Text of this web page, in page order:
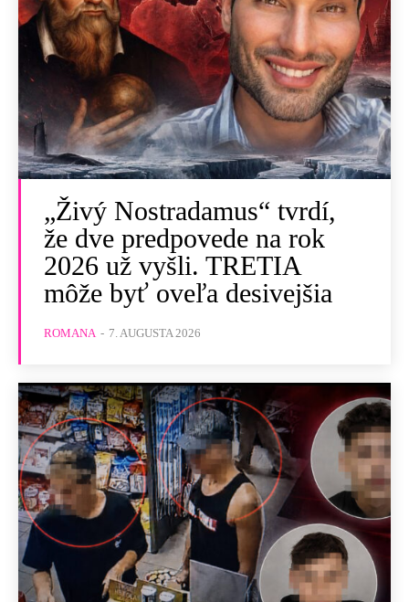
„Živý Nostradamus“ tvrdí,
že dve predpovede na rok
2026 už vyšli. TRETIA
môže byť oveľa desivejšia
ROMANA - 7. AUGUSTA 2026